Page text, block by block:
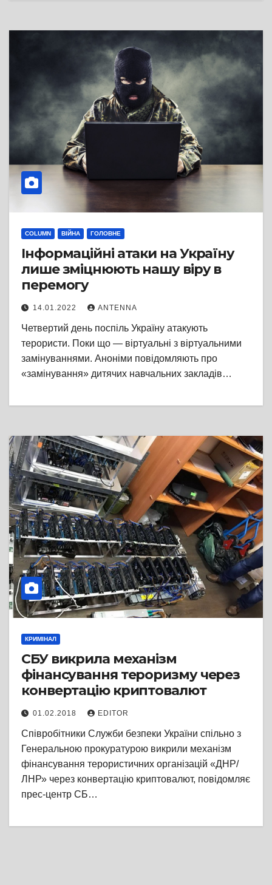
COLUMN ВІЙНА ГОЛОВНЕ
Інформаційні атаки на Україну
лише зміцнюють нашу віру в
перемогу
14.01.2022 ANTENNA
Четвертий день поспіль Україну атакують
терористи. Поки що — віртуальні з віртуальними
замінуваннями. Аноніми повідомляють про
«замінування» дитячих навчальних закладів…
КРИМІНАЛ
СБУ викрила механізм
фінансування тероризму через
конвертацію криптовалют
01.02.2018 EDITOR
Співробітники Служби безпеки України спільно з
Генеральною прокуратурою викрили механізм
фінансування терористичних організацій «ДНР/
ЛНР» через конвертацію криптовалют, повідомляє
прес-центр СБ…